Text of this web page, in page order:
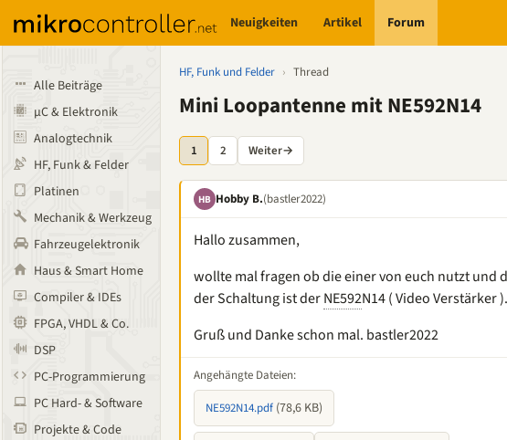
Neuigkeiten Artikel Forum
Alle Beiträge
µC & Elektronik
Analogtechnik
HF, Funk & Felder
Platinen
Mechanik & Werkzeug
Fahrzeugelektronik
Haus & Smart Home
Compiler & IDEs
FPGA, VHDL & Co.
DSP
PC-Programmierung
PC Hard- & Software
Projekte & Code
HF, Funk und Felder › Thread
Mini Loopantenne mit NE592N14
1 2 Weiter→
HB Hobby B.(bastler2022)
Hallo zusammen,
wollte mal fragen ob die einer von euch nutzt und
der Schaltung ist derNE592N14 ( Video Verstärker ).
Gruß und Danke schon mal. bastler2022
Angehängte Dateien:
NE592N14.pdf (78,6 KB)